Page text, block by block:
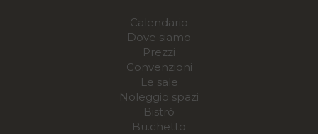
Calendario
Dove siamo
Prezzi
Convenzioni
Le sale
Noleggio spazi
Bistrò
Bu.chetto